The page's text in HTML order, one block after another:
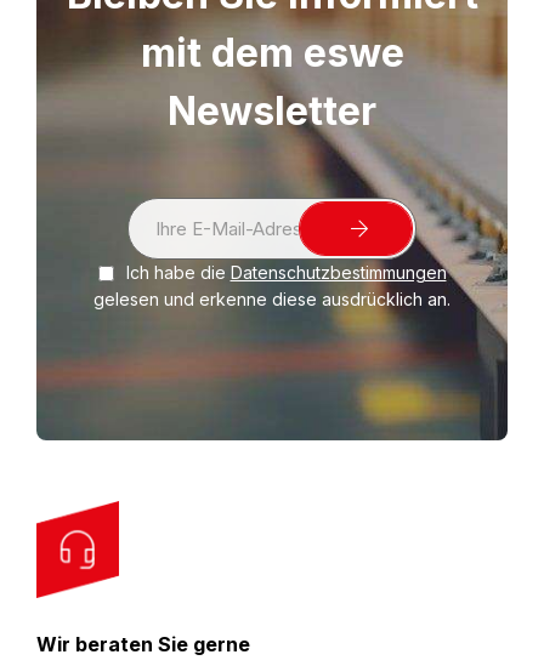
(Polyethylen). Produktlinie Produktlinie SUPER:
Gehobene Qualität zum fairen Preis. Damit gehen
Sie auf Nummer sicher.
mit dem eswe
Newsletter
o
O
u
r
e
Ich habe die Datenschutzbestimmungen
gelesen und erkenne diese ausdrücklich an.
Wir beraten Sie gerne